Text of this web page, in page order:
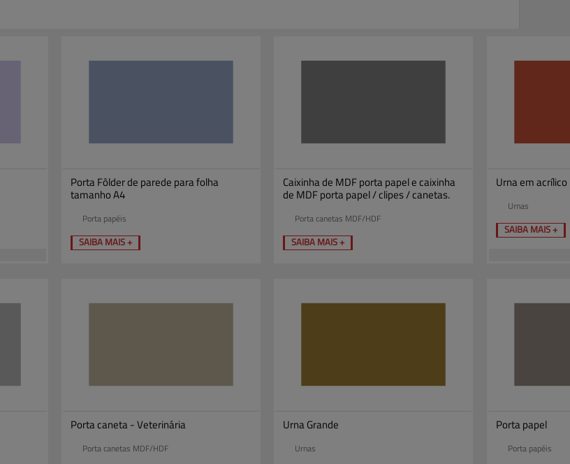
Porta Fôlder de parede para folha
tamanho A4
Porta papéis
SAIBA MAIS +
Caixinha de MDF porta papel e caixinha
de MDF porta papel / clipes / canetas.
Porta canetas MDF/HDF
SAIBA MAIS +
Urna em
Urnas
SAIBA MAIS +
Porta caneta - Veterinária
Porta canetas MDF/HDF
Urna Grande
Urnas
Porta papel
Porta papéis